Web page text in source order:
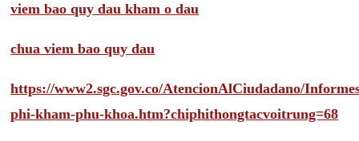
viem bao quy dau kham o dau
chua viem bao quy dau
https://www2.sgc.gov.co/AtencionAlCiudadano/
phi-kham-phu-khoa.htm?chiphithongtacvoitrung=68